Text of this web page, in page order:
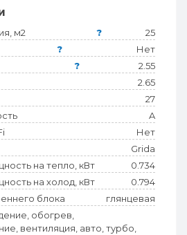
м2
?
25
?
Нет
?
2.55
2.65
27
A
Нет
Grida
на тепло, кВт
0.734
на холод, кВт
0.794
блока
глянцевая
обогрев,
вентиляция, авто, турбо,